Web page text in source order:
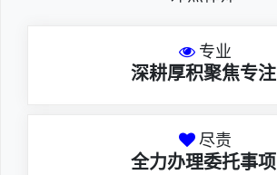
专业
深耕厚积聚焦专注
尽责
全力办理委托事项